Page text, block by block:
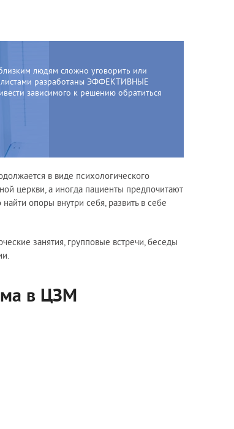
людям сложно уговорить или
разработаны ЭФФЕКТИВНЫЕ
зависимого к решению обратиться
в виде психологического
церкви, а иногда пациенты предпочитают
опоры внутри себя, развить в себе
занятия, групповые встречи, беседы
в ЦЗМ